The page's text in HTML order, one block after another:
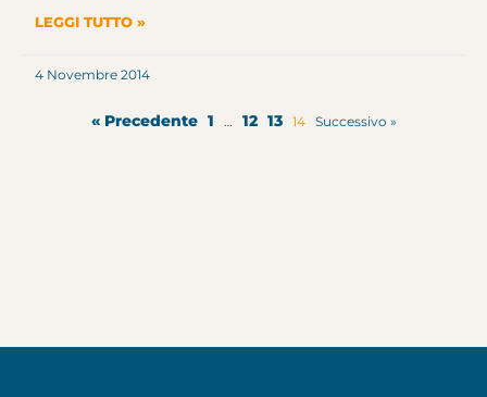
LEGGI TUTTO »
4 Novembre 2014
« Precedente 1 … 12 13 14 Successivo »